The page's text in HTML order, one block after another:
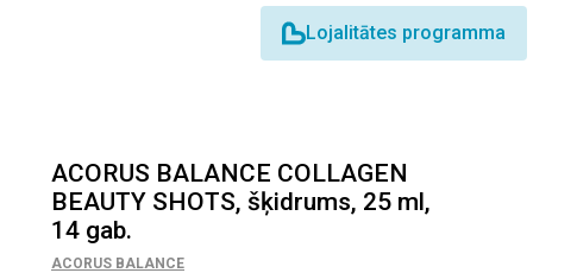
Lojalitātes programma
ACORUS BALANCE COLLAGEN
BEAUTY SHOTS, šķidrums, 25 ml,
14 gab.
ACORUS BALANCE